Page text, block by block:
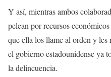
Y así, mientras ambos
pelean por recursos
que ella los llame al orden y les
el gobierno estadounidense ya
la delincuencia.